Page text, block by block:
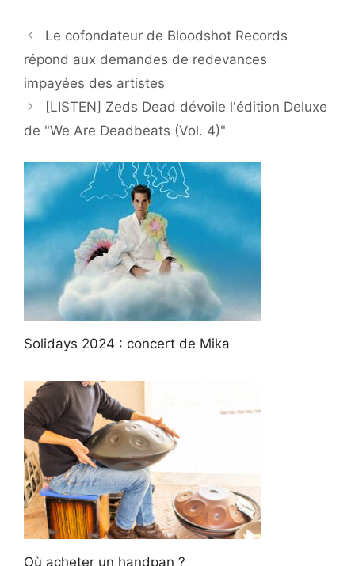
Le cofondateur de Bloodshot Records
répond aux demandes de redevances
impayées des artistes
[LISTEN] Zeds Dead dévoile l'édition Deluxe
de "We Are Deadbeats (Vol. 4)"
Solidays 2024 : concert de Mika
Où acheter un handpan ?